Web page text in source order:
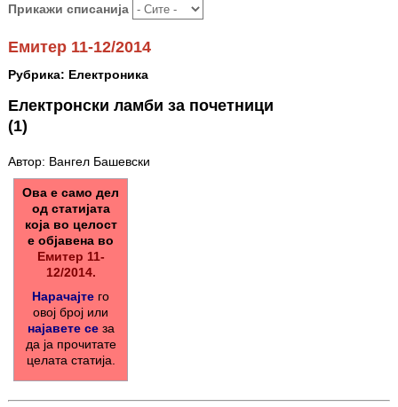
Прикажи списанија
Емитер 11-12/2014
Рубрика: Електроника
Електронски ламби за почетници
(1)
Автор: Вангел Башевски
Ова е само дел
од статијата
која во целост
е објавена во
Емитер 11-
12/2014.
Нарачајте го
овој број или
најавете сеза
да ја прочитате
целата статија.